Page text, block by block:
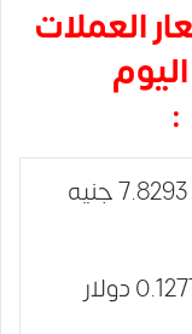
العملات
1 دولار أمريكي = 7.8293 جنيه
1 جنيه مصري = 0.1277 دولار